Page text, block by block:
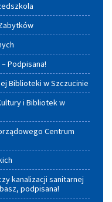
Podpisana!
Biblioteki w Szczucinie
i Bibliotek w
Centrum
kanalizacji sanitarnej
podpisana!